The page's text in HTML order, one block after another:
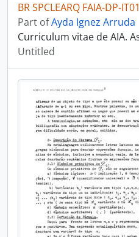
BR SPCLEARQ FAIA-DP-
Part ofAyda Ignez Arruda
Curriculum vitae de AIA.
Untitled